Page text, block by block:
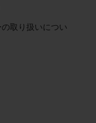
取り扱いについ